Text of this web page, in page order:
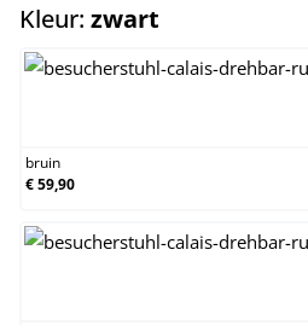
Kleur: zwart
bruin
€ 59,90